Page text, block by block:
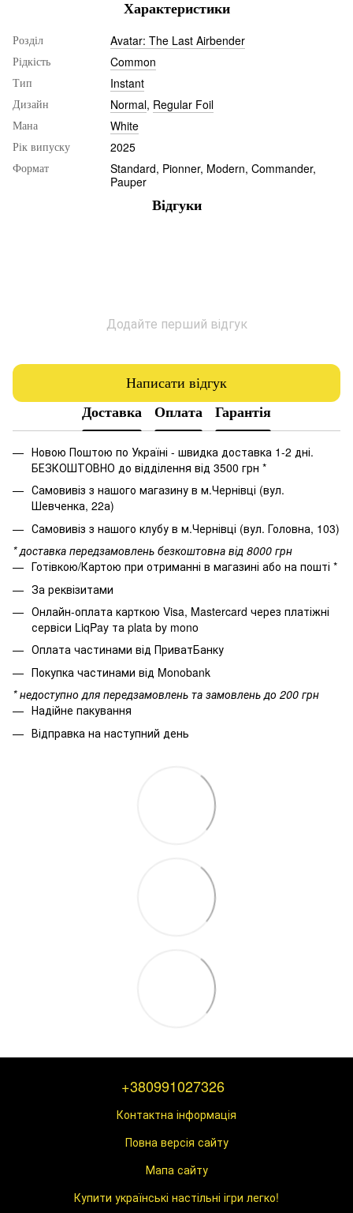
Характеристики
Розділ Avatar: The Last Airbender
Рідкість Common
Тип Instant
Дизайн Normal, Regular Foil
Мана White
Рік випуску 2025
Формат
Standard, Pionner, Modern, Commander,
Pauper
Відгуки
Додайте перший відгук
Написати відгук
Доставка
Оплата Гарантія
Новою Поштою по Україні - швидка доставка 1-2 дні.
БЕЗКОШТОВНО до відділення від 3500 грн *
Самовивіз з нашого магазину в м.Чернівці (вул.
Шевченка, 22а)
Самовивіз з нашого клубу в м.Чернівці (вул. Головна, 103)
* доставка передзамовлень безкоштовна від 8000 грн
Готівкою/Картою при отриманні в магазині або на пошті *
За реквізитами
Онлайн-оплата карткою Visa, Mastercard через платіжні
сервіси LiqPay та plata by mono
Оплата частинами від ПриватБанку
Покупка частинами від Monobank
* недоступно для передзамовлень та замовлень до 200 грн
Надійне пакування
Відправка на наступний день
+380991027326
Контактна інформація
Повна версія сайту
Мапа сайту
Купити українські настільні ігри легко!